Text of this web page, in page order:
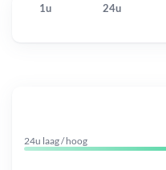
1u 24u
24u laag / hoog